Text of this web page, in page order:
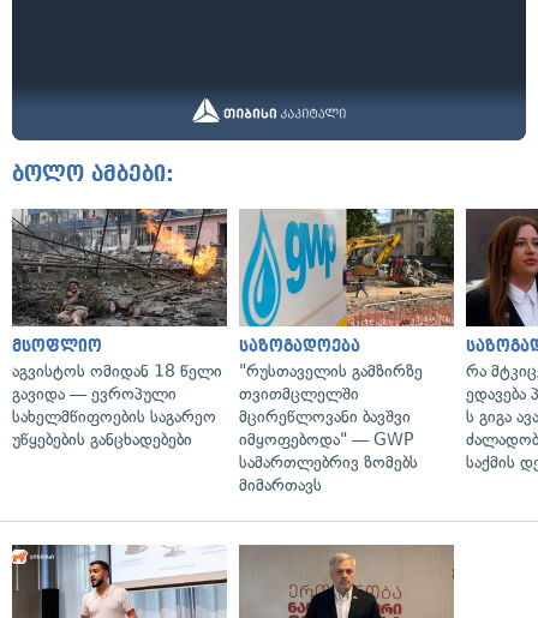
ბოლო ამბები:
მსოფლიო
აგვისტოს ომიდან 18 წელი
გავიდა — ევროპული
სახელმწიფოების საგარეო
უწყებების განცხადებები
საზოგადოება
"რუსთაველის გამზირზე
თვითმცლელში
მცირეწლოვანი ბავშვი
იმყოფებოდა" — GWP
სამართლებრივ ზომებს
მიმართავს
რა
ედავება
ს გიგა
საქმის